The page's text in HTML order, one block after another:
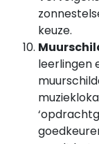
keuze.
leerlingen